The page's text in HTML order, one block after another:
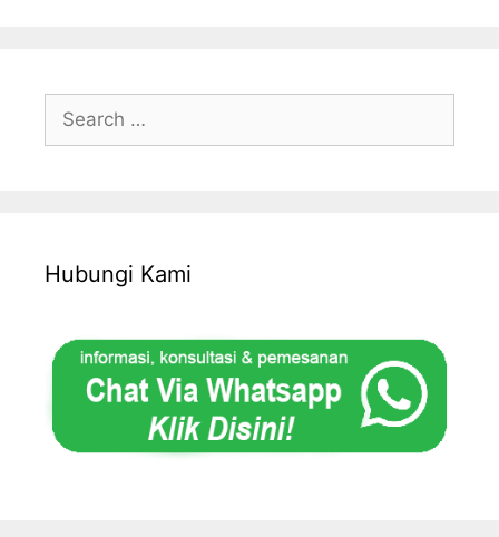
for:
Hubungi Kami